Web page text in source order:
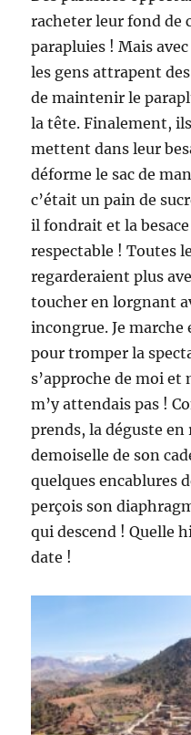
racheter leur fond de
parapluies ! Mais
les gens attrapent
de maintenir le
la tête. Finalement,
mettent dans leur
déforme le sac de
c’était un pain de
il fondrait et la
respectable ! Toutes
regarderaient plus
toucher en lorgnant
incongrue. Je
pour tromper la
s’approche de moi et
m’y attendais pas !
prends, la déguste
demoiselle de son
quelques encablures
perçois son
qui descend ! Quelle
date !